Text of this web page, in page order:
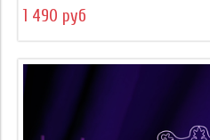
1 490 руб